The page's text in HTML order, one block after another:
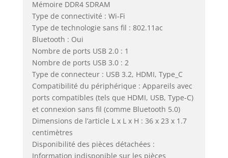
Mémoire DDR4 SDRAM
Type de connectivité : Wi-Fi
Type de technologie sans fil : 802.11ac
Bluetooth : Oui
Nombre de ports USB 2.0 : 1
Nombre de ports USB 3.0 : 2
Type de connecteur : USB 3.2, HDMI, Type_C
Compatibilité du périphérique : Appareils avec
ports compatibles (tels que HDMI, USB, Type-C)
et connexion sans fil (comme Bluetooth 5.0)
Dimensions de l’article L x L x H : 36 x 23 x 1.7
centimètres
Disponibilité des pièces détachées :
Information indisponible sur les pièces